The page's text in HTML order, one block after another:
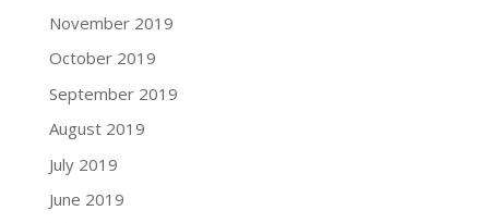
November 2019
October 2019
September 2019
August 2019
July 2019
June 2019